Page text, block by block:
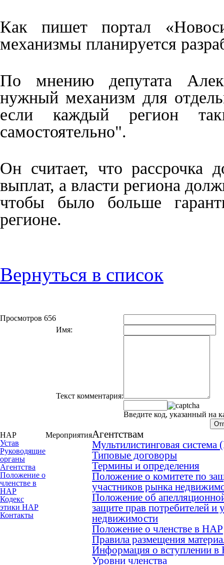
Как пишет портал
механизмы планируется
По мнению депутата
нужный механизм для
если каждый регион
самостоятельно".
Он считает, что рассрочка
выплат, а власти региона
чтобы было больше
регионе.
Вернуться в список
Просмотров 656
Имя:
Текст комментария:
Введите код, указанный на
НАР
Устав
Руководящие
органы
Агентства
Положение о
членстве в
НАР
Кодекс
этики НАР
Контакты
МероприятияАгентствам
Мультилистинговая
Типовые договоры
Термины и определения
Положение о комитете по
участников рынка
Положение об
защите прав потребителей и
недвижимости
Положение о членстве в НАР
Правила размещения
Информация о вступлении
Уровни членства